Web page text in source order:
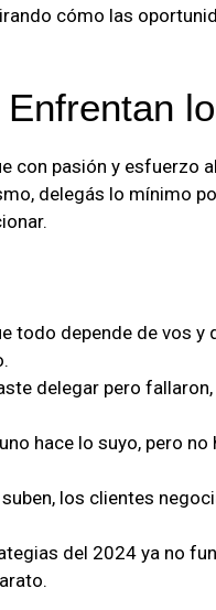
cómo las
con pasión y esfuerzo
delegás lo mínimo
todo depende de vos y
delegar pero
hace lo suyo, pero
los clientes
del 2024 ya no